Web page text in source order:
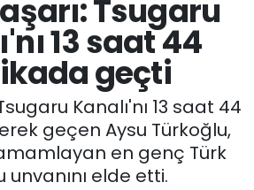
Tsugaru
13 saat 44
geçti
Kanalı'nı 13 saat 44
geçen Aysu Türkoğlu,
en genç Türk
unvanını elde etti.
Durumu ve Fikstür